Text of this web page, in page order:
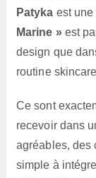
Patyka est
Marine »est
design que
routine
Ce sont
recevoir dans
agréables, des
simple à